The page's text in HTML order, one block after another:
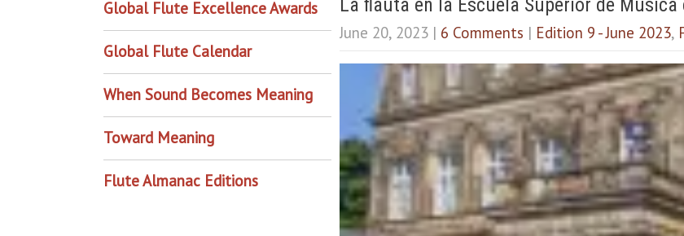
La flauta en la Escuela Superior de
June 20, 2023 | 6 Comments | Edition 9 - June 2023,
Global Flute Excellence Awards
Global Flute Calendar
When Sound Becomes Meaning
Toward Meaning
Flute Almanac Editions